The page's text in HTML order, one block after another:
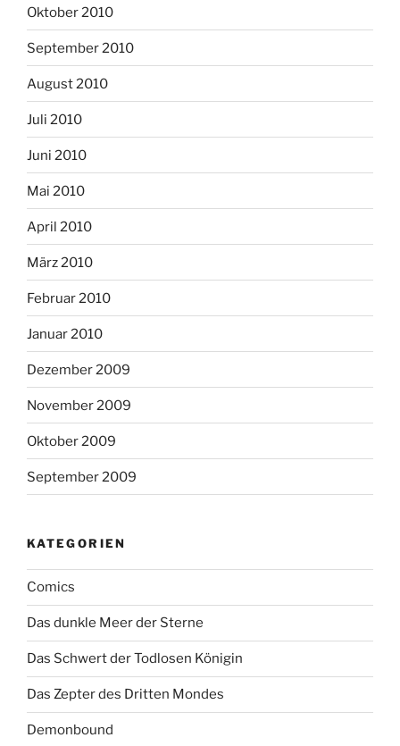
Oktober 2010
September 2010
August 2010
Juli 2010
Juni 2010
Mai 2010
April 2010
März 2010
Februar 2010
Januar 2010
Dezember 2009
November 2009
Oktober 2009
September 2009
KATEGORIEN
Comics
Das dunkle Meer der Sterne
Das Schwert der Todlosen Königin
Das Zepter des Dritten Mondes
Demonbound